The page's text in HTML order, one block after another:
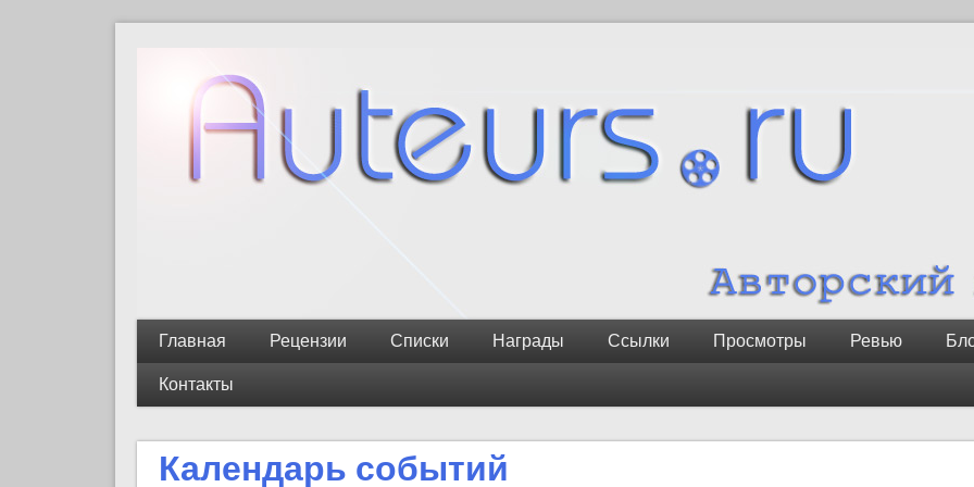
Главная Рецензии Списки Награды Ссылки Просмотры Ревью
Контакты
Календарь событий